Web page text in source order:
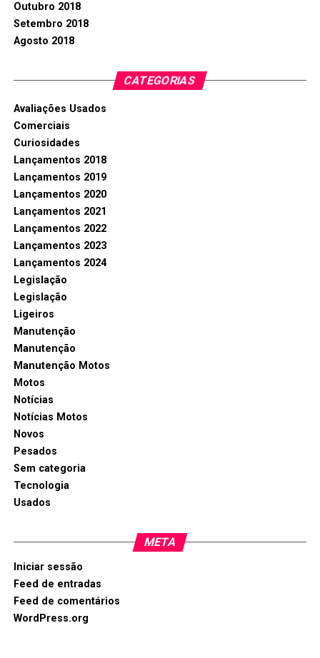
Outubro 2018
Setembro 2018
Agosto 2018
CATEGORIAS
Avaliações Usados
Comerciais
Curiosidades
Lançamentos 2018
Lançamentos 2019
Lançamentos 2020
Lançamentos 2021
Lançamentos 2022
Lançamentos 2023
Lançamentos 2024
Legislação
Legislação
Ligeiros
Manutenção
Manutenção
Manutenção Motos
Motos
Notícias
Notícias Motos
Novos
Pesados
Sem categoria
Tecnologia
Usados
META
Iniciar sessão
Feed de entradas
Feed de comentários
WordPress.org